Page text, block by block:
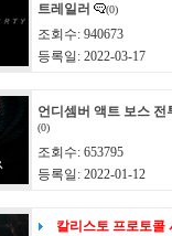
트레일러
(0)
조회수: 940673
등록일: 2022-03-17
언디셈버 액트 보스 전
(0)
조회수: 653795
등록일: 2022-01-12
칼리스토 프로토콜